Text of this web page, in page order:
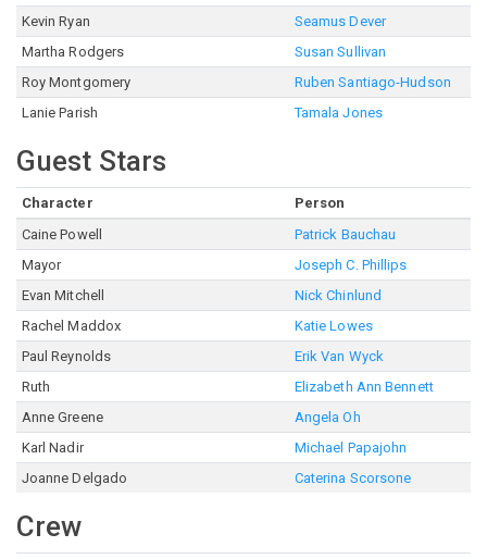
Kevin Ryan
Seamus Dever
Martha Rodgers
Susan Sullivan
Roy Montgomery
Ruben Santiago-Hudson
Lanie Parish
Tamala Jones
Guest Stars
Character
Person
Caine Powell
Patrick Bauchau
Mayor
Joseph C. Phillips
Evan Mitchell
Nick Chinlund
Rachel Maddox
Katie Lowes
Paul Reynolds
Erik Van Wyck
Ruth
Elizabeth Ann Bennett
Anne Greene
Angela Oh
Karl Nadir
Michael Papajohn
Joanne Delgado
Caterina Scorsone
Crew